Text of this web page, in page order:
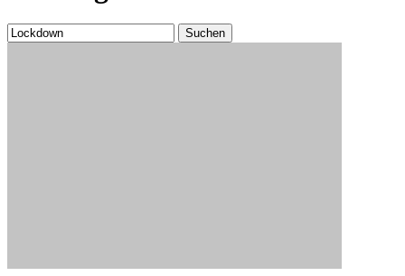
Suchen
nach: